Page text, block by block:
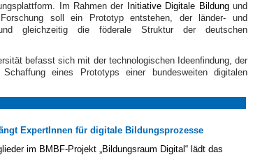
. Im Rahmen der Initiative Digitale Bildungund
soll ein Prototyp entstehen, der länder- und
gleichzeitig die föderale Struktur der deutschen
befasst sich mit der technologischen Ideenfindung, der
eines Prototyps einer bundesweiten digitalen
ExpertInnen für digitale Bildungsprozesse
im BMBF-Projekt „Bildungsraum Digital“ lädt das